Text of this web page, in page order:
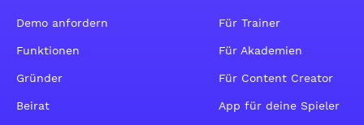
Demo anfordern
Funktionen
Gründer
Beirat
Für Trainer
Für Akademien
Für Content Creator
App für deine Spieler